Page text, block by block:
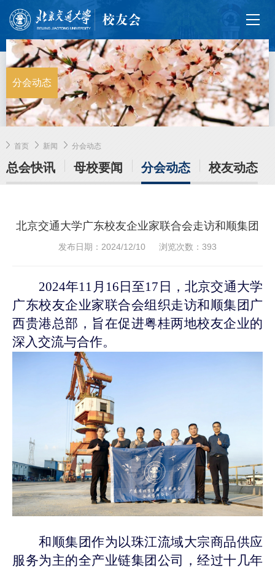
分会动态
首页 新闻 分会动态
总会快讯 母校要闻 分会动态 校友动态
北京交通大学广东校友企业家联合会走访和顺集团
发布日期：2024/12/10 浏览次数： 393
2024年11月16日至17日，北京交通大学
广东校友企业家联合会组织走访和顺集团广
西贵港总部 ， 旨在促进粤桂两地校友企业的
深入交流与合作。
和顺集团作为以珠江流域大宗商品供应
服务为主的全产业链集团公司，经过十几年